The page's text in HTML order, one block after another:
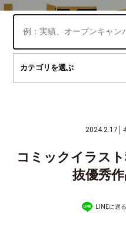
2024.2.17
コミックイラス
抜優秀作
LINEに送る